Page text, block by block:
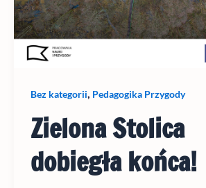
Bez kategorii, Pedagogika Przygody
Zielona Stolica
dobiegła końca!